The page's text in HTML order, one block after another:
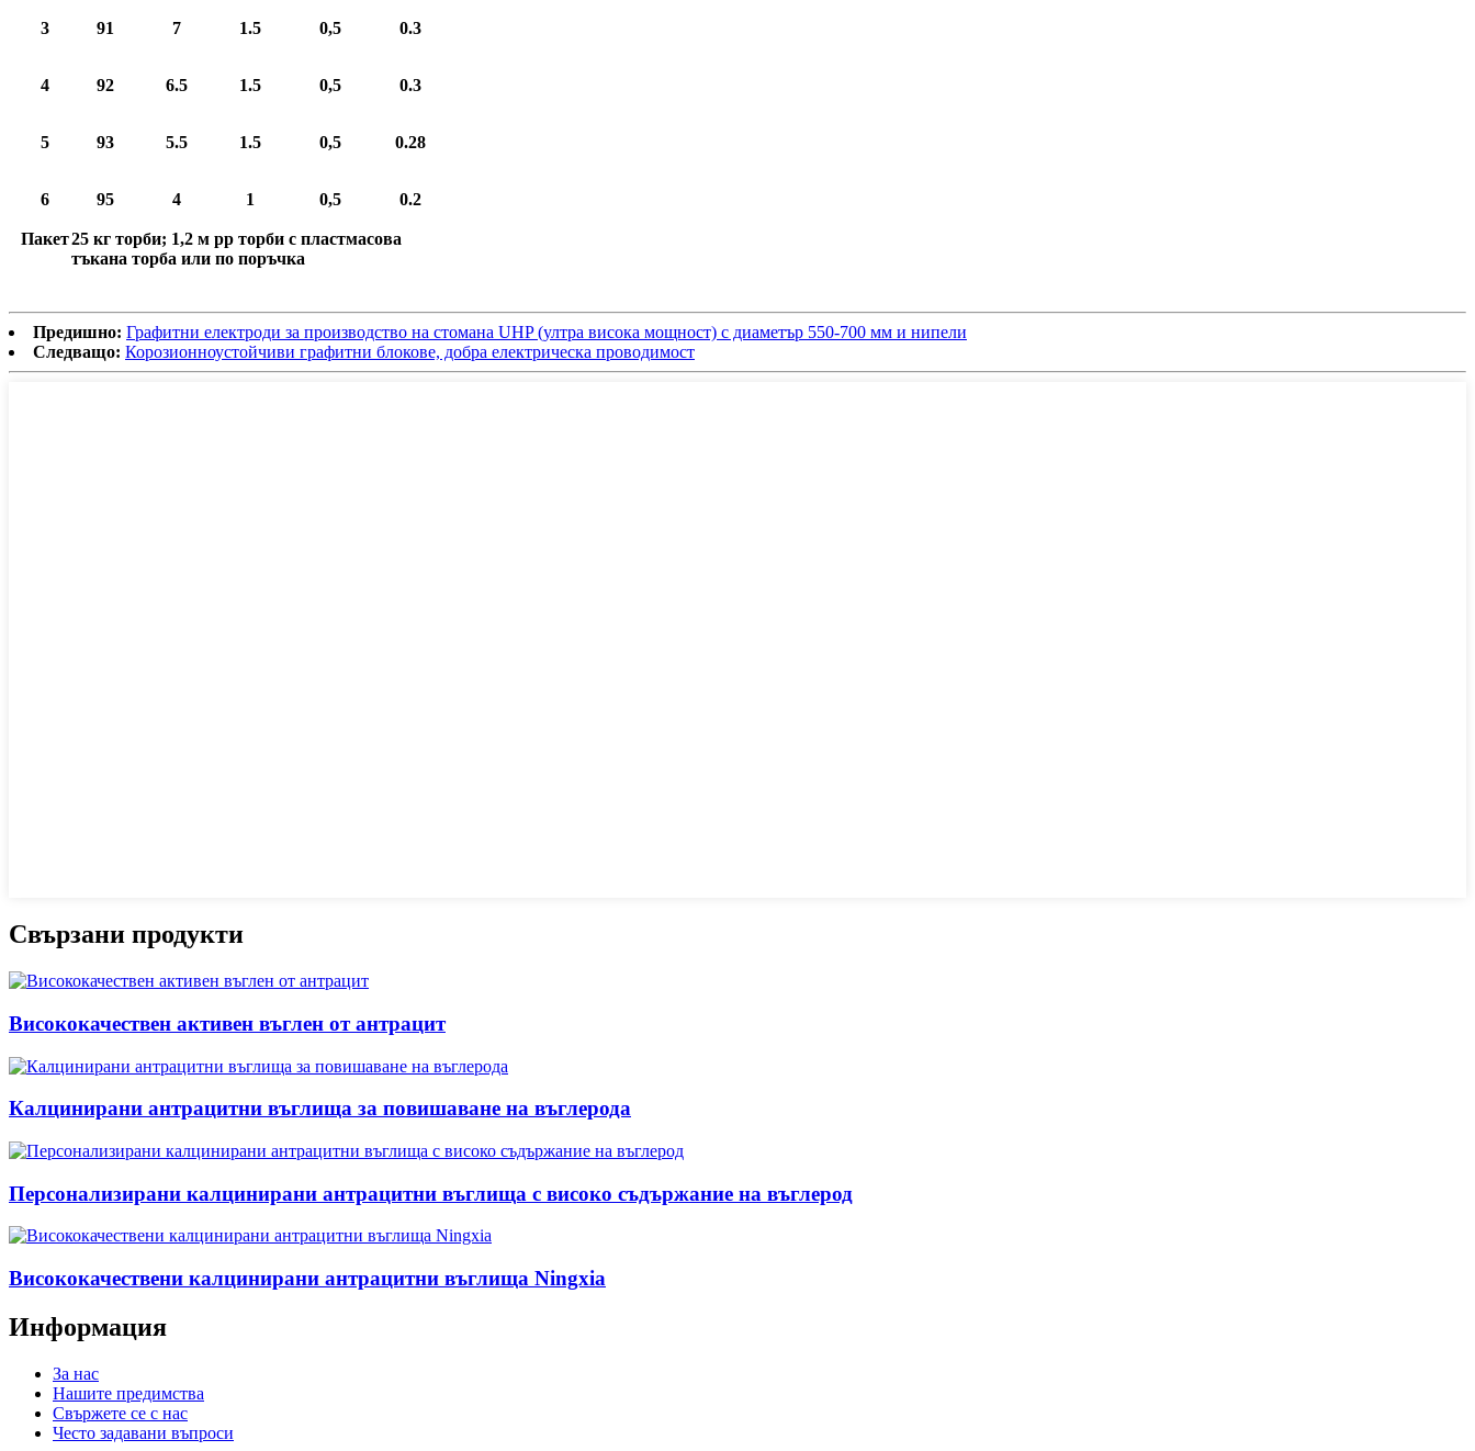
3 91 7 1.5 0,5 0.3
4 92 6.5 1.5 0,5 0.3
5 93 5.5 1.5 0,5 0.28
6 95 4 1 0,5 0.2
Пакет25 кг торби; 1,2 м pp торби с пластмасова
тъкана торба или по поръчка
Предишно: Графитни електроди за производство на стомана UHP (ултра висока мощност) с диаметър 550-700 мм и нипели
Следващо: Корозионноустойчиви графитни блокове, добра електрическа проводимост
Свързани продукти
Висококачествен активен въглен от антрацит
Калцинирани антрацитни въглища за повишаване на въглерода
Персонализирани калцинирани антрацитни въглища с високо съдържание на въглерод
Висококачествени калцинирани антрацитни въглища Ningxia
Информация
За нас
Нашите предимства
Свържете се с нас
Често задавани въпроси